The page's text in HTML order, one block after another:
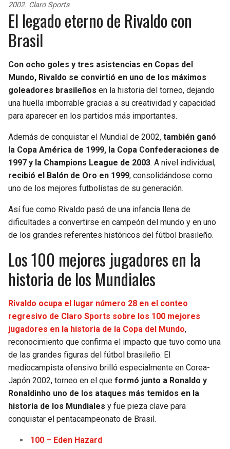
2002. Claro Sports
El legado eterno de Rivaldo con
Brasil
Con ocho goles y tres asistencias en Copas del
Mundo, Rivaldo se convirtió en uno de los máximos
goleadores brasileños en la historia del torneo, dejando
una huella imborrable gracias a su creatividad y capacidad
para aparecer en los partidos más importantes.
Además de conquistar el Mundial de 2002, también ganó
la Copa América de 1999, la Copa Confederaciones de
1997 y la Champions League de 2003. A nivel individual,
recibió el Balón de Oro en 1999, consolidándose como
uno de los mejores futbolistas de su generación.
Así fue como Rivaldo pasó de una infancia llena de
dificultades a convertirse en campeón del mundo y en uno
de los grandes referentes históricos del fútbol brasileño.
Los 100 mejores jugadores en la
historia de los Mundiales
Rivaldo ocupa el lugar número 28 en el conteo
regresivo de Claro Sports sobre los 100 mejores
jugadores en la historia de la Copa del Mundo,
reconocimiento que confirma el impacto que tuvo como una
de las grandes figuras del fútbol brasileño. El
mediocampista ofensivo brilló especialmente en Corea-
Japón 2002, torneo en el que formó junto a Ronaldo y
Ronaldinho uno de los ataques más temidos en la
historia de los Mundiales y fue pieza clave para
conquistar el pentacampeonato de Brasil.
100 – Eden Hazard